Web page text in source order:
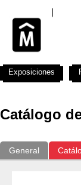
Catálogo
General
Exposiciones